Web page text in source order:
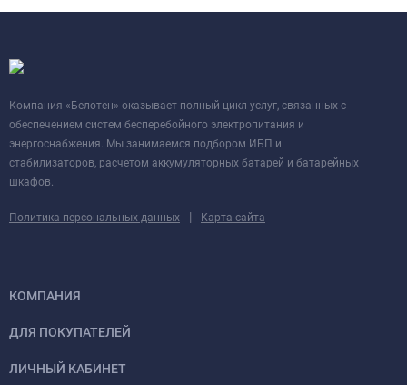
Компания «Белотен» оказывает полный цикл услуг, связанных с
обеспечением систем бесперебойного электропитания и
энергоснабжения. Мы занимаемся подбором ИБП и
стабилизаторов, расчетом аккумуляторных батарей и батарейных
шкафов.
Политика персональных данных | Карта сайта
КОМПАНИЯ
ДЛЯ ПОКУПАТЕЛЕЙ
ЛИЧНЫЙ КАБИНЕТ